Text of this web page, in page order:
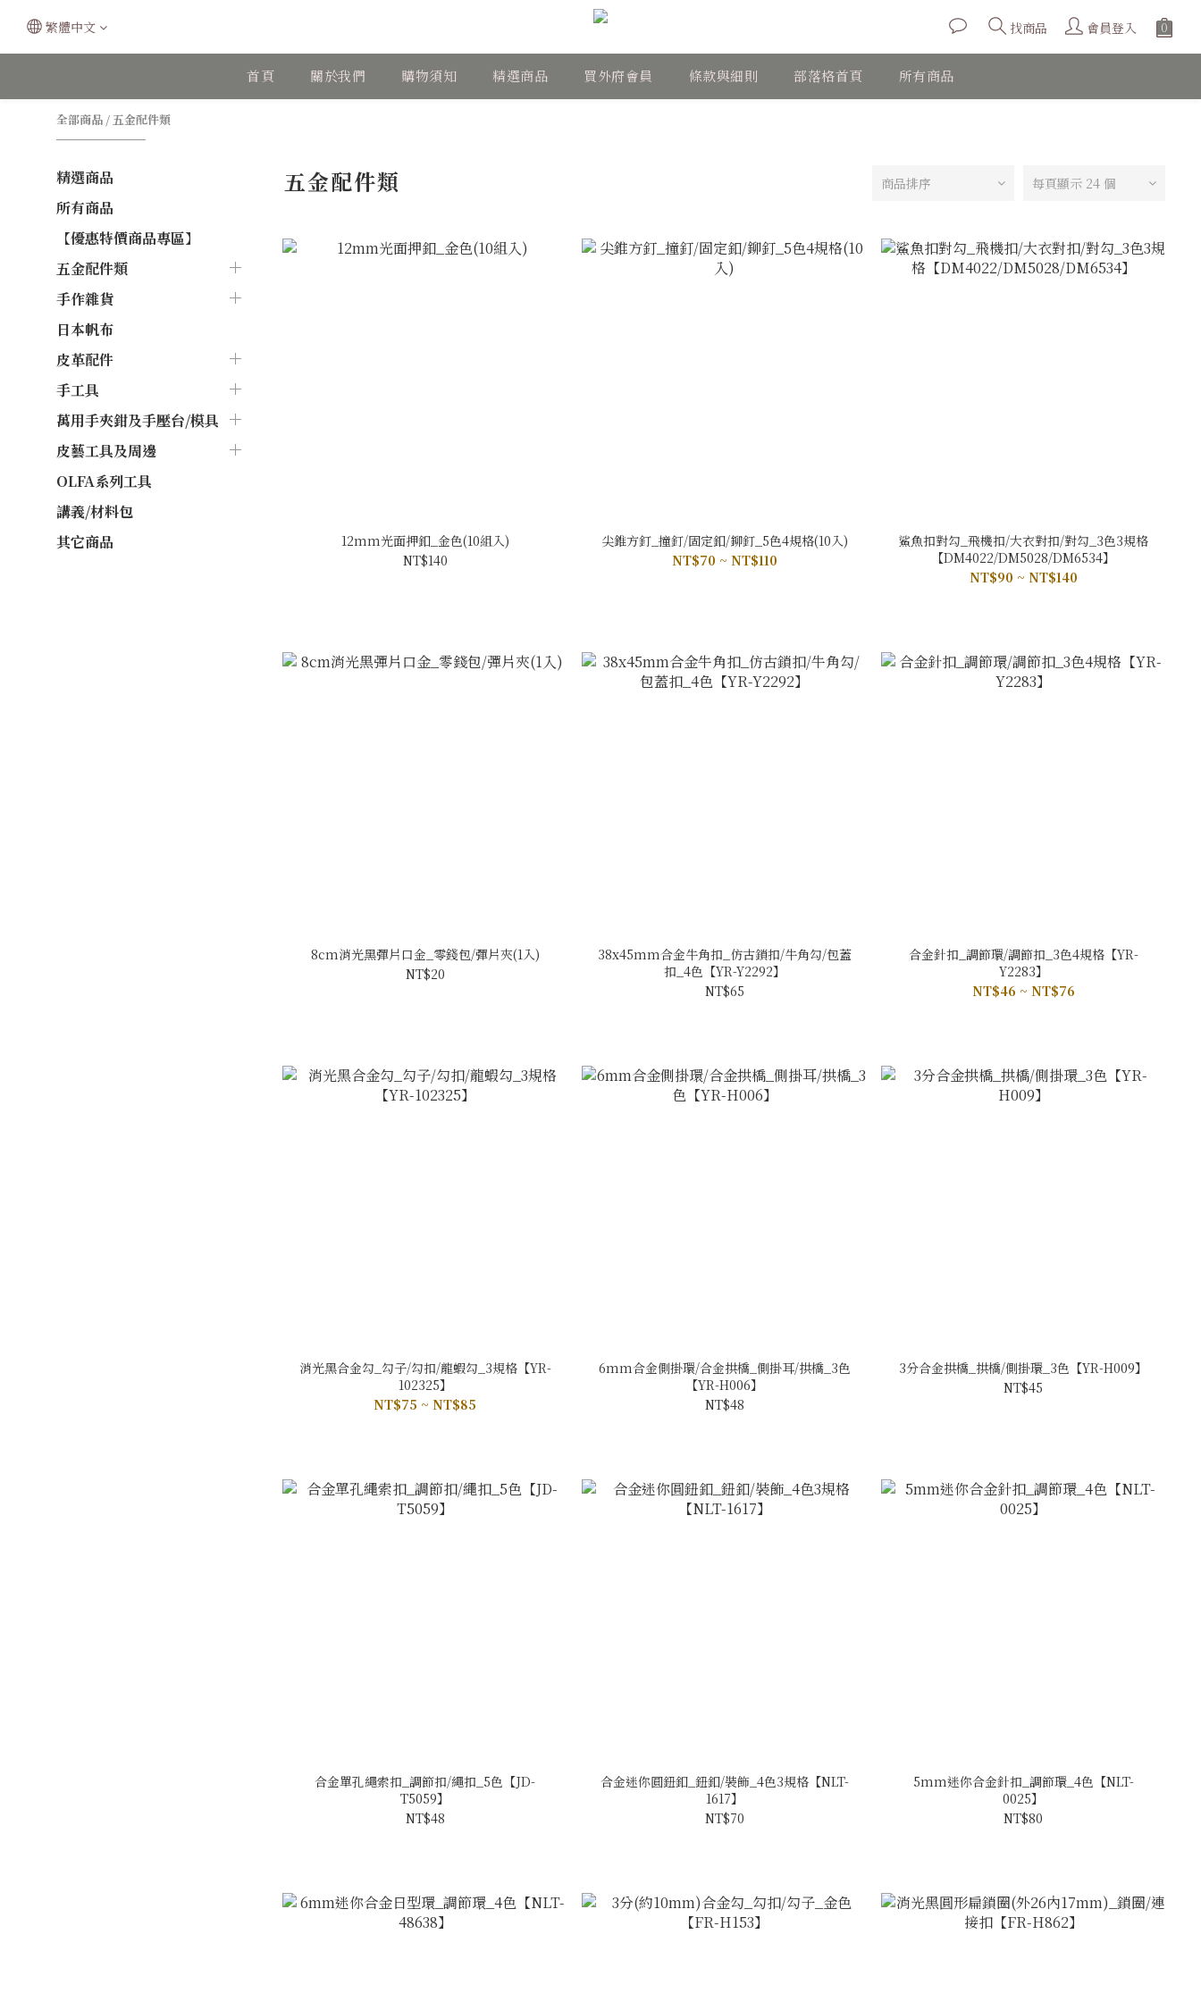
繁體中文 找商品 會員登入
首頁 關於我們 購物須知 精選商品 買外府會員 條款與細則 部落格首頁 所有商品
全部商品 / 五金配件類
精選商品
所有商品
【優惠特價商品專區】
五金配件類
手作雜貨
日本帆布
皮革配件
手工具
萬用手夾鉗及手壓台/模具
皮藝工具及周邊
OLFA系列工具
講義/材料包
其它商品
五金配件類 商品排序 每頁顯示 24 個
12mm光面押釦_金色(10組入)
NT$140
尖錐方釘_撞釘/固定釦/鉚釘_5色4規格(10入)
NT$70 ~ NT$110
鯊魚扣對勾_飛機扣/大衣對扣/對勾_3色3規格
【DM4022/DM5028/DM6534】
NT$90 ~ NT$140
8cm消光黑彈片口金_零錢包/彈片夾(1入)
NT$20
38x45mm合金牛角扣_仿古鎖扣/牛角勾/包蓋
扣_4色【YR-Y2292】
NT$65
合金針扣_調節環/調節扣_3色4規格【YR-
Y2283】
NT$46 ~ NT$76
消光黑合金勾_勾子/勾扣/龍蝦勾_3規格【YR-
102325】
NT$75 ~ NT$85
6mm合金側掛環/合金拱橋_側掛耳/拱橋_3色
【YR-H006】
NT$48
3分合金拱橋_拱橋/側掛環_3色【YR-H009】
NT$45
合金單孔繩索扣_調節扣/繩扣_5色【JD-
T5059】
NT$48
合金迷你圓鈕釦_鈕釦/裝飾_4色3規格【NLT-
1617】
NT$70
5mm迷你合金針扣_調節環_4色【NLT-
0025】
NT$80